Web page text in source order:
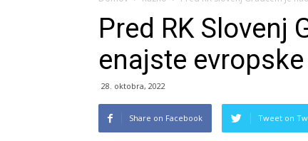
Pred RK Slovenj
enajste
28. oktobra, 2022
Share on Facebook Tweet on